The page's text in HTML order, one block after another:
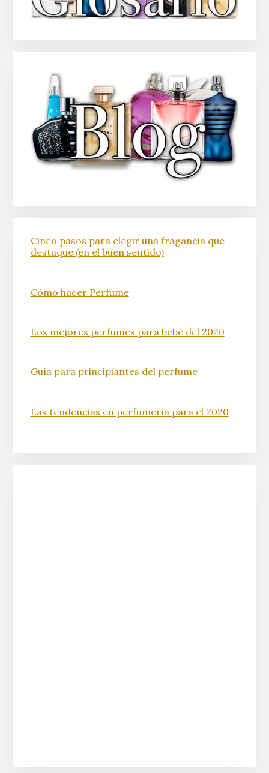
Cinco pasos para elegir una fragancia que
destaque (en el buen sentido)
Cómo hacer Perfume
Los mejores perfumes para bebé del 2020
Guía para principiantes del perfume
Las tendencias en perfumería para el 2020